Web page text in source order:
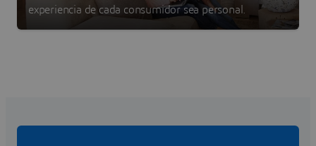
experiencia de cada consumidor sea personal.